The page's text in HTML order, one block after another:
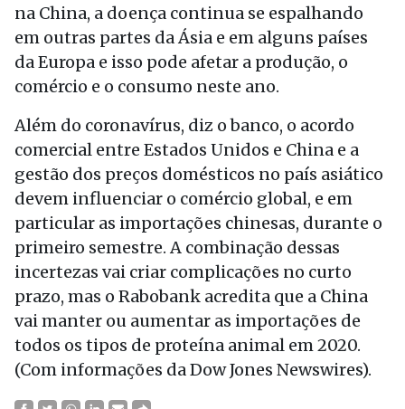
na China, a doença continua se espalhando
em outras partes da Ásia e em alguns países
da Europa e isso pode afetar a produção, o
comércio e o consumo neste ano.
Além do coronavírus, diz o banco, o acordo
comercial entre Estados Unidos e China e a
gestão dos preços domésticos no país asiático
devem influenciar o comércio global, e em
particular as importações chinesas, durante o
primeiro semestre. A combinação dessas
incertezas vai criar complicações no curto
prazo, mas o Rabobank acredita que a China
vai manter ou aumentar as importações de
todos os tipos de proteína animal em 2020.
(Com informações da Dow Jones Newswires).